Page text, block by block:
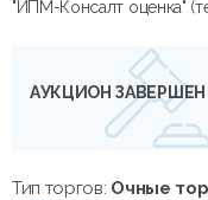
"ИПМ-Консалт оценка"
АУКЦИОН ЗАВЕРШЕН
Тип торгов: Очные